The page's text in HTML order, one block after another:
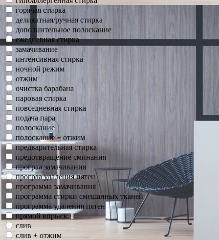
горячая стирка
деликатная/ручная стирка
дополнительное полоскание
ежедневная стирка
замачивание
интенсивная стирка
ночной режим
отжим
очистка барабана
паровая стирка
повседневная стирка
подача пара
полоскание
полоскание + отжим
предварительная стирка
предотвращение сминания
програа замачивания
програа удаления пятен
программа замачивания
программа стирки смешанных тканей
программа удаления пятен
прямой впрыск
слив
слив + отжим